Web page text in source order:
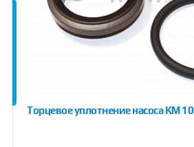
Торцевое уплотнение насоса КМ